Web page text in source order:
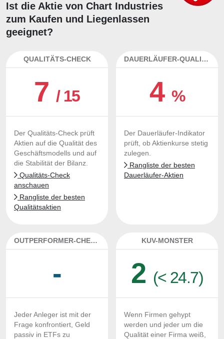
Ist die Aktie von Chart Industries
zum Kaufen und Liegenlassen
geeignet?
QUALITÄTS-CHECK
7/ 15
Der Qualitäts-Check prüft
Aktien auf die Qualität des
Geschäftsmodells und auf
die Stabilität der Bilanz.
Qualitäts-Check
anschauen
Rangliste der besten
Qualitätsaktien
DAUERLÄUFER-QUALITÄTEN
4 %
Der Dauerläufer-Indikator
prüft, ob Aktienkurse stetig
zulegen.
Rangliste der besten
Dauerläufer-Aktien
OUTPERFORMER-CHECK
-
Jeder Anleger ist mit der
Frage konfrontiert, Geld
passiv in ETFs zu
KUV-MONSTER
2 (< 24.7)
Wenn Firmen gehypt
werden und jeder um die
Qualität einer Firma weiß,